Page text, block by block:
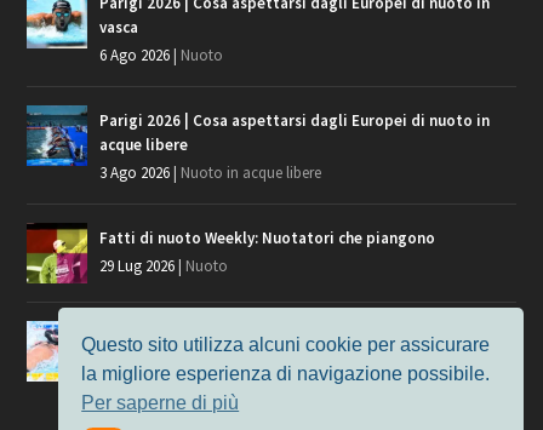
vasca
6 Ago 2026| Nuoto
Parigi 2026 | Cosa aspettarsi dagli Europei di nuoto in
acque libere
3 Ago 2026| Nuoto in acque libere
Fatti di nuoto Weekly: Nuotatori che piangono
29 Lug 2026| Nuoto
Giochi del Mediterraneo, i convocati del nuoto per
9 Lug 2026
Nuoto
Questo sito utilizza alcuni cookie per assicurare
la migliore esperienza di navigazione possibile.
Per saperne di più